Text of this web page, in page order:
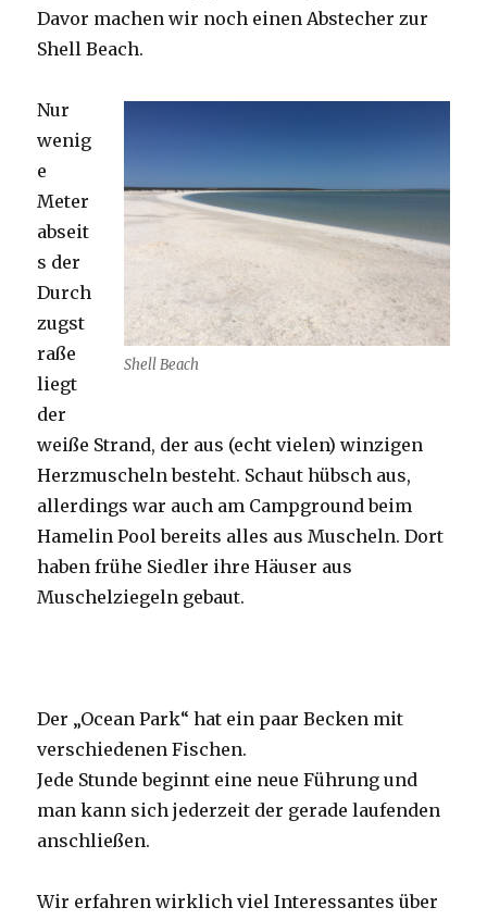
Davor machen wir noch einen Abstecher zur
Shell Beach.
Shell Beach
Nur
wenig
e
Meter
abseit
s der
Durch
zugst
raße
liegt
der
weiße Strand, der aus (echt vielen) winzigen
Herzmuscheln besteht. Schaut hübsch aus,
allerdings war auch am Campground beim
Hamelin Pool bereits alles aus Muscheln. Dort
haben frühe Siedler ihre Häuser aus
Muschelziegeln gebaut.
Der „Ocean Park“ hat ein paar Becken mit
verschiedenen Fischen.
Jede Stunde beginnt eine neue Führung und
man kann sich jederzeit der gerade laufenden
anschließen.
Wir erfahren wirklich viel Interessantes über